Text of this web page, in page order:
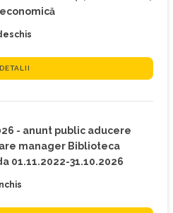
DETALII
- anunt public aducere
manager Biblioteca
01.11.2022-31.10.2026